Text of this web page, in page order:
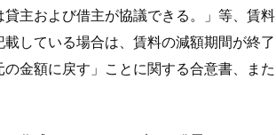
主および借主が協議できる。」等、賃
載している場合は、賃料の減額期間が終
金額に戻す」ことに関する合意書、ま